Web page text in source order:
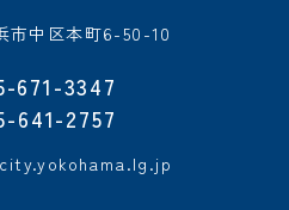
市中区本町6-50-10
671-3347
641-2757